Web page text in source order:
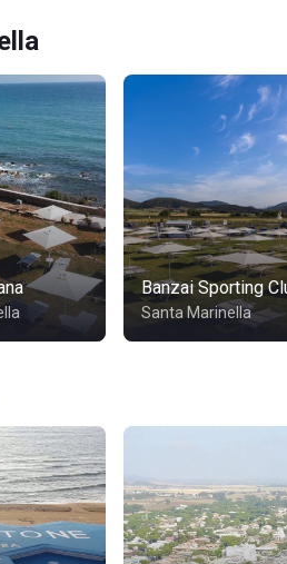
Banzai Sporting
Santa Marinella